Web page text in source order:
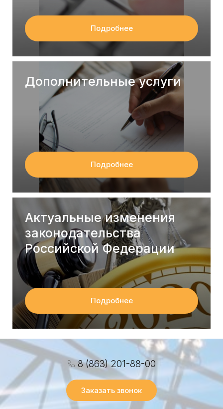
Подробнее
Дополнительные услуги
Подробнее
Актуальные изменения
законодательства
Российской Федерации
Подробнее
8 (863) 201-88-00
Заказать звонок